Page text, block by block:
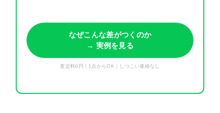
なぜこんな差がつくのか
→ 実例を見る
査定料0円｜1点からOK｜しつこい連絡なし